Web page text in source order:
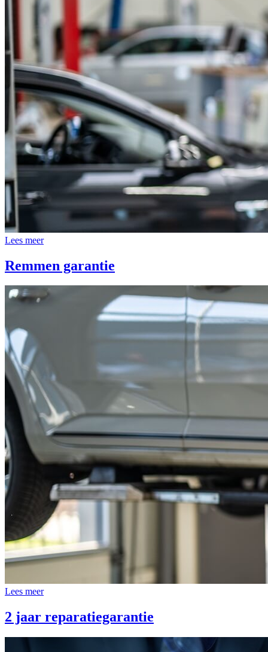
Lees meer
Remmen garantie
Lees meer
2 jaar reparatiegarantie